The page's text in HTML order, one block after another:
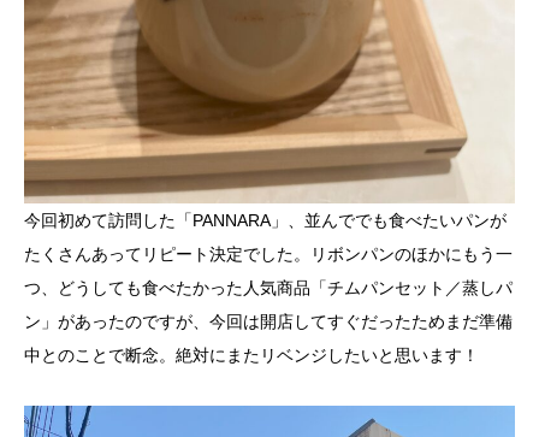
今回初めて訪問した「PANNARA」、並んででも食べたいパンが
たくさんあってリピート決定でした。リボンパンのほかにもう一
つ、どうしても食べたかった人気商品「チムパンセット／蒸しパ
ン」があったのですが、今回は開店してすぐだったためまだ準備
中とのことで断念。絶対にまたリベンジしたいと思います！